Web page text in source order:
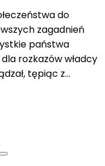
do
zagadnień
państwa
rozkazów władcy
tępiąc z…